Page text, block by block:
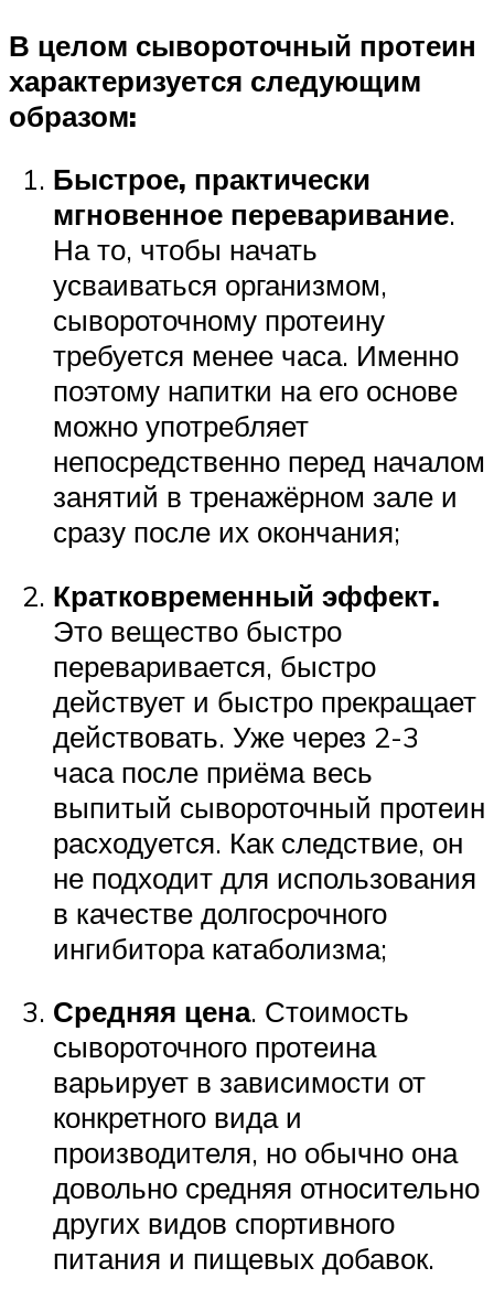
В целом сывороточный протеин
характеризуется следующим
образом:
Быстрое, практически
мгновенное переваривание.
На то, чтобы начать
усваиваться организмом,
сывороточному протеину
требуется менее часа. Именно
поэтому напитки на его основе
можно употребляет
непосредственно перед началом
занятий в тренажёрном зале и
сразу после их окончания;
Кратковременный эффект.
Это вещество быстро
переваривается, быстро
действует и быстро прекращает
действовать. Уже через 2-3
часа после приёма весь
выпитый сывороточный протеин
расходуется. Как следствие, он
не подходит для использования
в качестве долгосрочного
ингибитора катаболизма;
Средняя цена. Стоимость
сывороточного протеина
варьирует в зависимости от
конкретного вида и
производителя, но обычно она
довольно средняя относительно
других видов спортивного
питания и пищевых добавок.